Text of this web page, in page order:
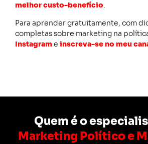
melhor custo-benefício.
Para aprender gratuitamente, com
completas sobre marketing na
Instagram e inscreva-se no meu
Quem é o
Marketing Político e